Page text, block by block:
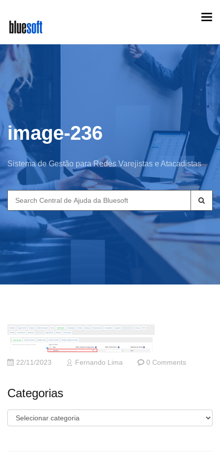
main
content
image-236
Sistema de Gestão para Redes Varejistas e Atacadistas
Search
for:
22/11/2023 Fernando Lima 0 Comments
Categorias
Categorias